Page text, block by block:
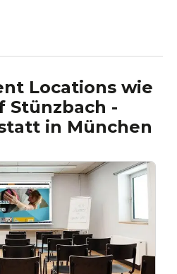
Locations wie
Stünzbach -
in München